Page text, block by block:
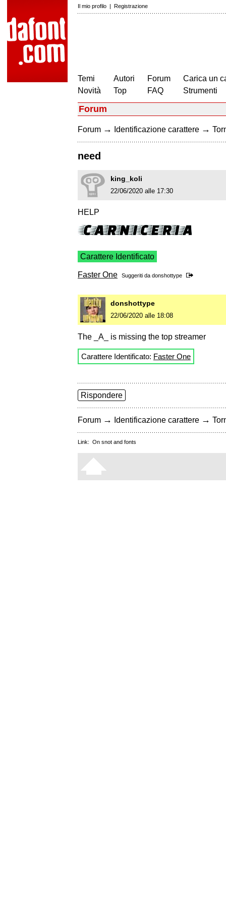
Il mio profilo | Registrazione
Temi
Novità
Autori
Top
Forum
FAQ
Carica un
Strumenti
Forum
Forum → Identificazione carattere →
need
king_koli
22/06/2020 alle 17:30
HELP
Carattere Identificato
Faster One Suggeriti da donshottype
donshottype
22/06/2020 alle 18:08
The _A_ is missing the top streamer
Carattere Identificato: Faster One
Rispondere
Forum → Identificazione carattere →
Link: On snot and fonts